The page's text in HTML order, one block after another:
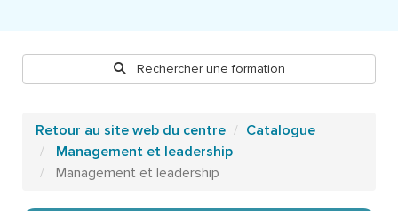
Rechercher une formation
Retour au site web du centre
Catalogue
Management et leadership
Management et leadership